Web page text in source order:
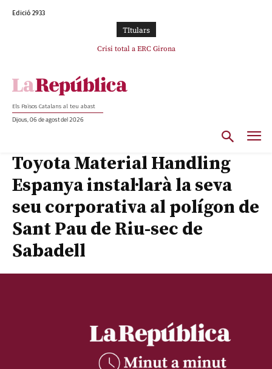
Edició 2933
TItulars
L’abandonament de les seleccions catalanes per part de la UFEC
Els Països Catalans al teu abast
Dijous, 06 de agost del 2026
Toyota Material Handling
Espanya instal·larà la seva
seu corporativa al polígon de
Sant Pau de Riu-sec de
Sabadell